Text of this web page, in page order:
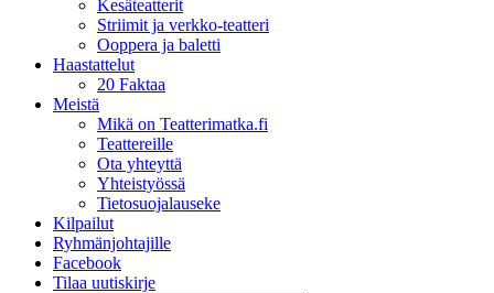
Kesäteatterit
Striimit ja verkko-teatteri
Ooppera ja baletti
Haastattelut
20 Faktaa
Meistä
Mikä on Teatterimatka.fi
Teattereille
Ota yhteyttä
Yhteistyössä
Tietosuojalauseke
Kilpailut
Ryhmänjohtajille
Facebook
Tilaa uutiskirje